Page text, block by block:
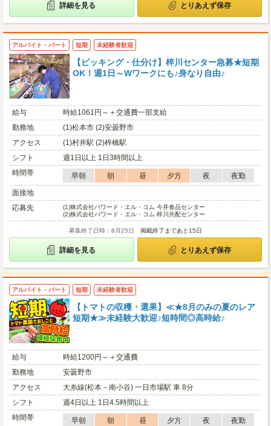
詳細を見る とりあえず保存
アルバイト・パート 短期 未経験者歓迎
【ピッキング・仕分け】梓川センター急募★短期
OK！週1日～Wワークにも♪身なり自由♪
給与
時給1061円～＋交通費一部支給
勤務地
(1)松本市 (2)安曇野市
アクセス
(1)村井駅 (2)梓橋駅
シフト
週1日以上 1日3時間以上
時間帯
早朝 朝 昼 夕方 夜
夜勤
面接地
応募先
(1)株式会社パワード・エル・コム 今井食品センター
(2)株式会社パワード・エル・コム 梓川共配センター
募集終了日時：8月25日 掲載終了まであと15日
詳細を見る とりあえず保存
アルバイト・パート 短期 未経験者歓迎
【トマトの収穫・選果】≪★8月のみの夏のレア
短期★≫未経験大歓迎♪短時間◎高時給♪
給与
時給1200円～＋交通費
勤務地
安曇野市
アクセス
大糸線(松本－南小谷) 一日市場駅 車 8分
シフト
週4日以上 1日4.5時間以上
時間帯
早朝 朝 昼 夕方 夜
夜勤